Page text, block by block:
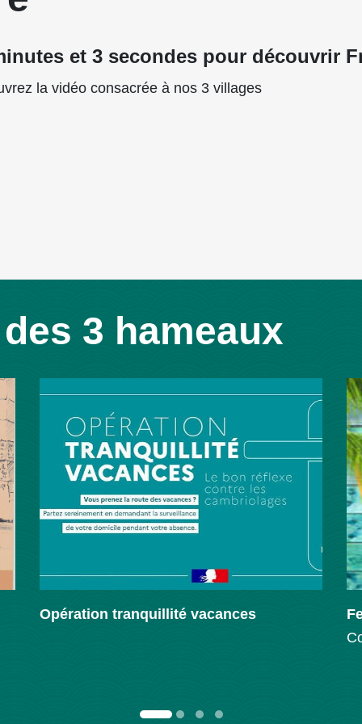
et 3 secondes pour découvrir
la vidéo consacrée à nos 3 villages
3 hameaux
Opération tranquillité vacances